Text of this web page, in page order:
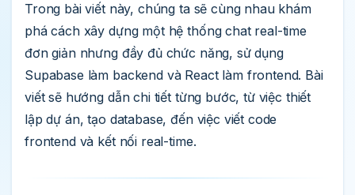
Trong bài viết này, chúng ta sẽ cùng nhau khám
phá cách xây dựng một hệ thống chat real-time
đơn giản nhưng đầy đủ chức năng, sử dụng
Supabase làm backend và React làm frontend. Bài
viết sẽ hướng dẫn chi tiết từng bước, từ việc thiết
lập dự án, tạo database, đến việc viết code
frontend và kết nối real-time.